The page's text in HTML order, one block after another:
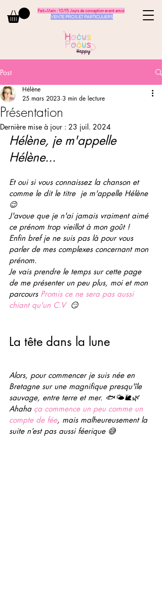
Fait-Main : 10/15 Jours de conception avant envoi
VENTE PROS ET PARTICULIERS
Post
Présentation
Hélène
25 mars 2023 3 min de lecture
Dernière mise à jour : 23 juil. 2024
Hélène, je m'appelle
Hélène...
Et oui si vous connaissez la chanson et
comme le dit le titre  je m'appelle Hélène
😉
J'avoue que je n'ai jamais vraiment aimé
ce prénom trop vieillot à mon goût !
Enfin bref je ne suis pas là pour vous
parler de mes complexes concernant mon
prénom.
Je vais prendre le temps sur cette page
de me présenter un peu plus, moi et mon
parcours Promis ce ne sera pas aussi
chiant qu'un C.V 😏
La tête dans la lune
Alors, pour commencer je suis née en
Bretagne sur une magnifique presqu'île
sauvage, entre terre et mer. 🐟🌤🐌🌿
Ahaha ça commence un peu comme un
compte de fée, mais malheureusement la
suite n’est pas aussi féerique 😅